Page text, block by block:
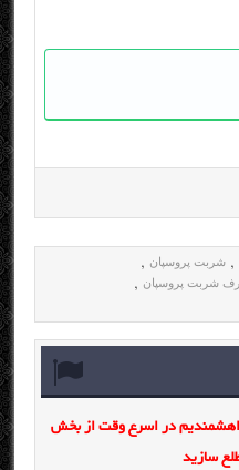
, شربت پروسپان ,
شربت پروسپان ,
در اسرع وقت از بخش
سازید